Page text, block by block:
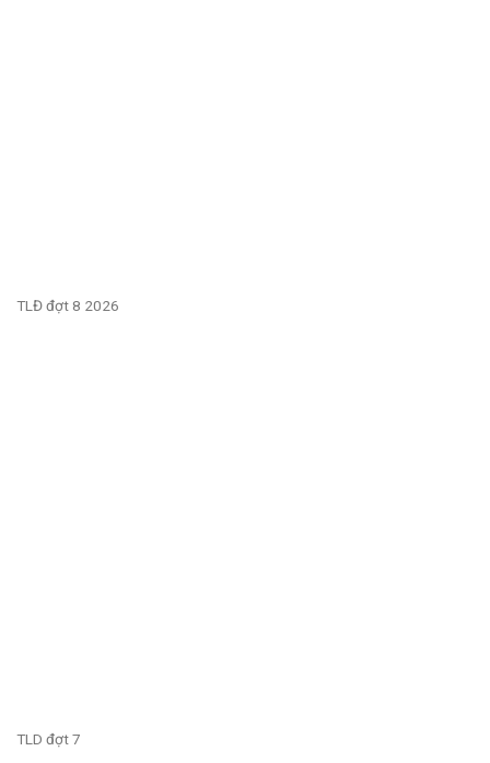
TLĐ đợt 8 2026
TLD đợt 7